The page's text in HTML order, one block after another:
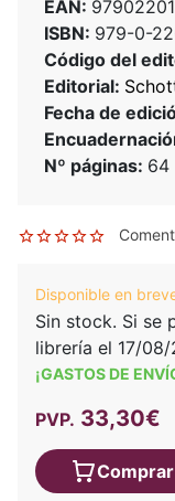
EAN:
ISBN: 979-0-
Código del
Editorial:
Fecha de
Nº páginas: 64
Disponible en
Sin stock. Si se
librería el 17/08/
¡GASTOS DE
PVP. 33,30€
Comprar